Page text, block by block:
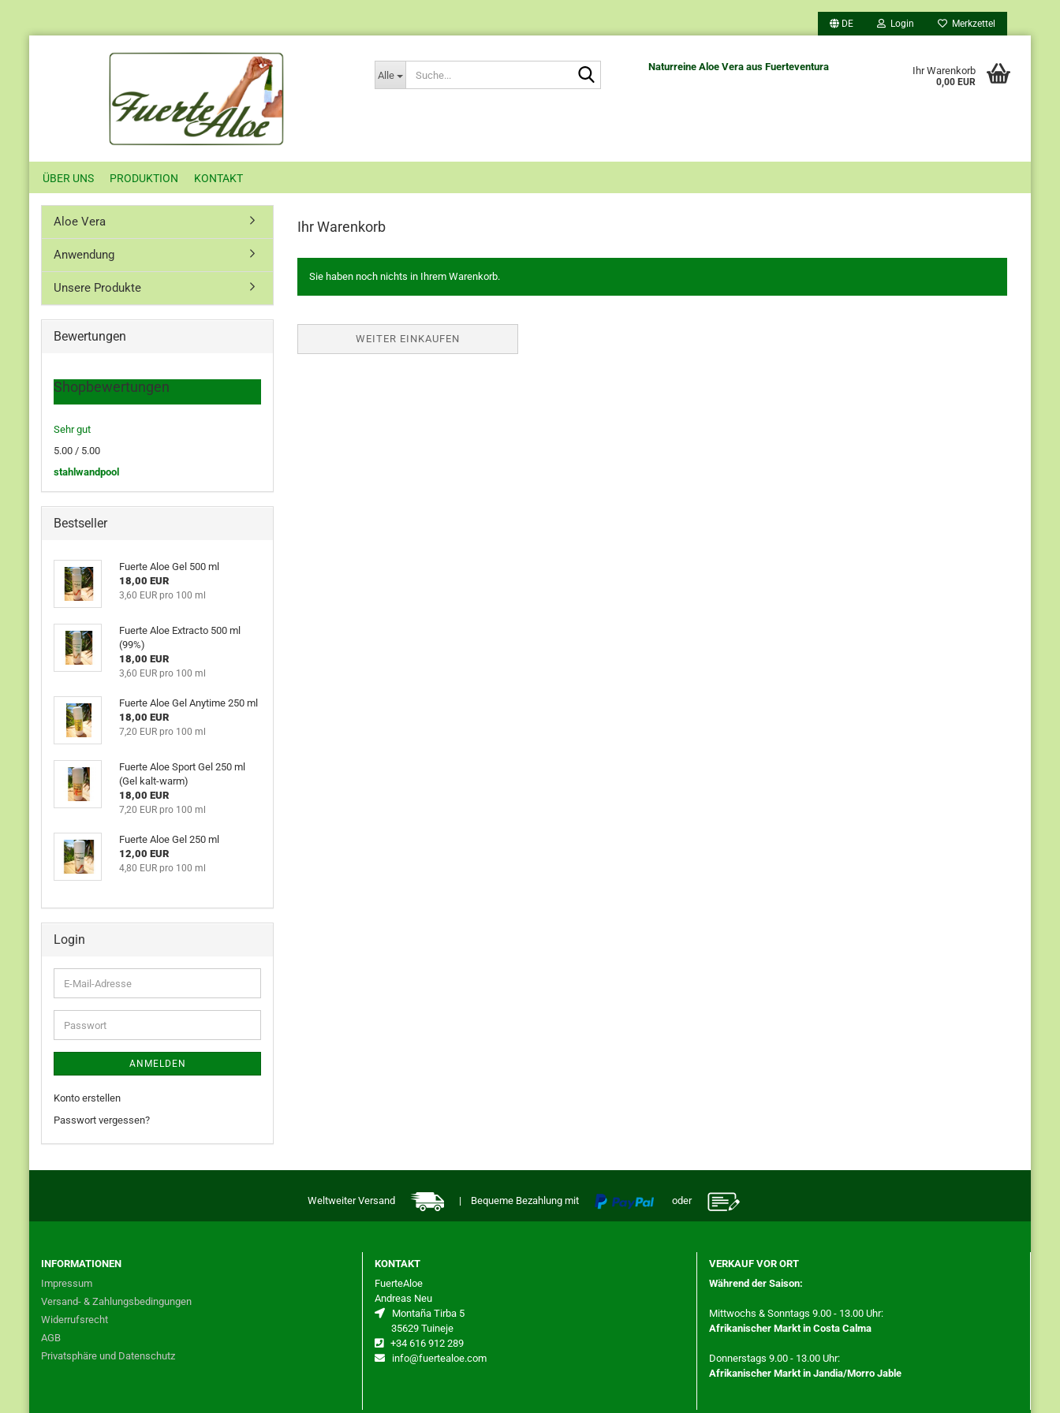
DE Login Merkzettel
Alle
Naturreine Aloe Vera aus Fuerteventura Ihr Warenkorb
0,00 EUR
ÜBER UNS PRODUKTION KONTAKT
Ihr Warenkorb
Sie haben noch nichts in Ihrem Warenkorb.
WEITER EINKAUFEN
Aloe Vera
Anwendung
Unsere Produkte
Bewertungen
Shopbewertungen
Sehr gut
5.00 / 5.00
stahlwandpool
Bestseller
Fu­er­te Aloe Gel 500 ml
18,00 EUR
3,60 EUR pro 100 ml
Fu­er­te Aloe Ex­trac­to 500 ml
(99%)
18,00 EUR
3,60 EUR pro 100 ml
Fu­er­te Aloe Gel Any­ti­me 250 ml
18,00 EUR
7,20 EUR pro 100 ml
Fu­er­te Aloe Sport Gel 250 ml
(Gel kalt-​warm)
18,00 EUR
7,20 EUR pro 100 ml
Fu­er­te Aloe Gel 250 ml
12,00 EUR
4,80 EUR pro 100 ml
Login
E-
Mail-
Adresse
Passwort
ANMELDEN
Konto erstellen
Passwort vergessen?
Weltweiter Versand | Bequeme Bezahlung mit oder
INFORMATIONEN
Impressum
Versand- & Zahlungsbedingungen
Widerrufsrecht
AGB
Privatsphäre und Datenschutz
KONTAKT
FuerteAloe
Andreas Neu
Montaña Tirba 5
35629 Tuineje
+34 616 912 289
info@fuertealoe.com
VERKAUF VOR ORT
Während der Saison:
Mittwochs & Sonntags 9.00 - 13.00 Uhr:
Afrikanischer Markt in Costa Calma
Donnerstags 9.00 - 13.00 Uhr:
Afrikanischer Markt in Jandia/Morro Jable